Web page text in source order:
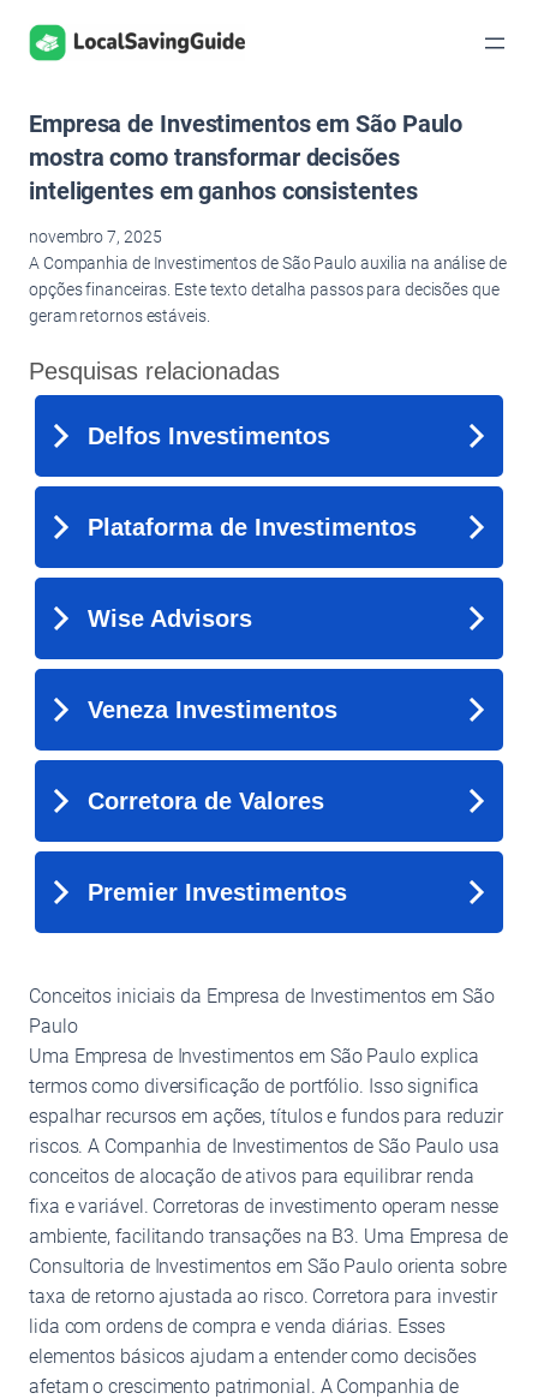
Pular
para
Empresa de Investimentos em São Paulo
mostra como transformar decisões
inteligentes em ganhos consistentes
novembro 7, 2025
A Companhia de Investimentos de São Paulo auxilia na análise de
opções financeiras. Este texto detalha passos para decisões que
geram retornos estáveis.
Conceitos iniciais da Empresa de Investimentos em São
Paulo
Uma Empresa de Investimentos em São Paulo explica
termos como diversificação de portfólio. Isso significa
espalhar recursos em ações, títulos e fundos para reduzir
riscos. A Companhia de Investimentos de São Paulo usa
conceitos de alocação de ativos para equilibrar renda
fixa e variável. Corretoras de investimento operam nesse
ambiente, facilitando transações na B3. Uma Empresa de
Consultoria de Investimentos em São Paulo orienta sobre
taxa de retorno ajustada ao risco. Corretora para investir
lida com ordens de compra e venda diárias. Esses
elementos básicos ajudam a entender como decisões
afetam o crescimento patrimonial. A Companhia de